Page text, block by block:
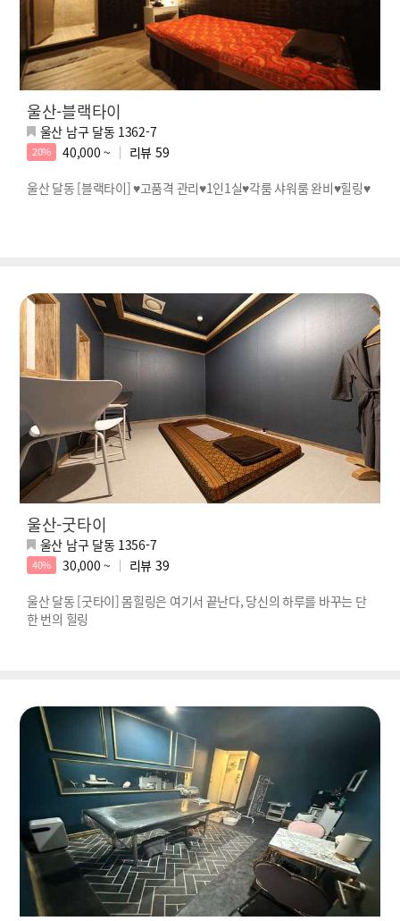
울산-블랙타이
울산 남구 달동 1362-7
20% 40,000 ~ 리뷰 59
울산 달동 [블랙타이] ♥고품격 관리♥1인1실♥각룸 샤워룸 완비♥힐링♥
울산-굿타이
울산 남구 달동 1356-7
40% 30,000 ~ 리뷰 39
울산 달동 [굿타이] 몸힐링은 여기서 끝난다, 당신의 하루를 바꾸는 단
한 번의 힐링